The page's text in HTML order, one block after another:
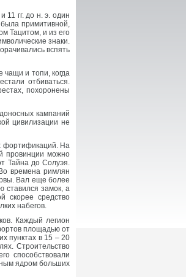
11 гг. до н. э. один
примитивной,
Тацитом, и из его
знаки.
вспять
чащи и топи, когда
отбиваться.
похоронены
кампаний
цивилизации не
фортификаций. На
провинции можно
Тайна до Солуэя.
времена римлян
Вал еще более
ставился замок, а
скорее средство
набегов.
Каждый легион
площадью от
пунктах в 15 – 20
Строительство
способствовали
ядром больших